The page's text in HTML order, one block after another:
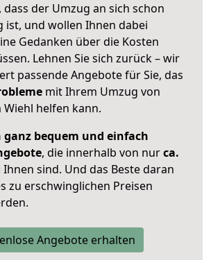
der Umzug an sich schon
ist, und wollen Ihnen dabei
Gedanken über die Kosten
Lehnen Sie sich zurück – wir
passende Angebote für Sie, das
mit Ihrem Umzug von
helfen kann.
ganz bequem und einfach
, die innerhalb von nurca.
Ihnen sind. Und das Beste daran
zu erschwinglichen Preisen
Angebote erhalten